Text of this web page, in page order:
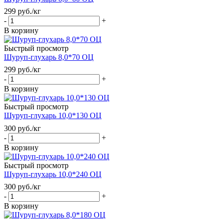
299 руб./кг
-
+
В корзину
Быстрый просмотр
Шуруп-глухарь 8,0*70 ОЦ
299 руб./кг
-
+
В корзину
Быстрый просмотр
Шуруп-глухарь 10,0*130 ОЦ
300 руб./кг
-
+
В корзину
Быстрый просмотр
Шуруп-глухарь 10,0*240 ОЦ
300 руб./кг
-
+
В корзину